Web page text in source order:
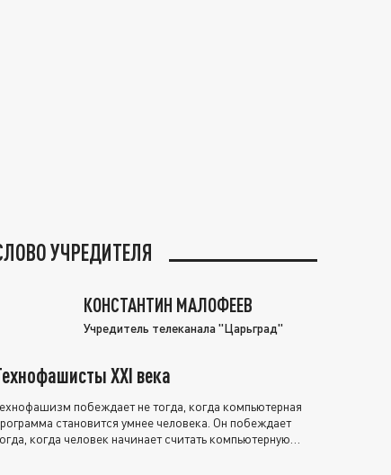
УЧРЕДИТЕЛЯ
КОНСТАНТИН МАЛОФЕЕВ
Учредитель телеканала "Царьград"
XXI века
побеждает не тогда, когда компьютерная
становится умнее человека. Он побеждает
когда человек начинает считать компьютерную